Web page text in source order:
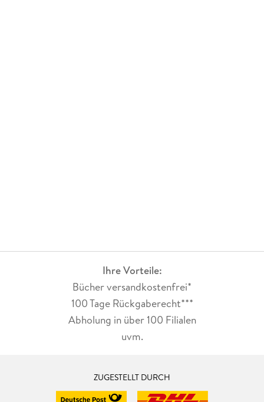
Ihre Vorteile:
Bücher versandkostenfrei*
100 Tage Rückgaberecht***
Abholung in über 100 Filialen
uvm.
ZUGESTELLT DURCH